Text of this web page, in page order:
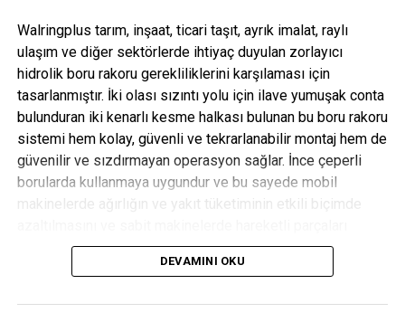
OEM Dergisi
Walringplus tarım, inşaat, ticari taşıt, ayrık imalat, raylı
ulaşım ve diğer sektörlerde ihtiyaç duyulan zorlayıcı
hidrolik boru rakoru gerekliliklerini karşılaması için
tasarlanmıştır. İki olası sızıntı yolu için ilave yumuşak conta
bulunduran iki kenarlı kesme halkası bulunan bu boru rakoru
sistemi hem kolay, güvenli ve tekrarlanabilir montaj hem de
güvenilir ve sızdırmayan operasyon sağlar. İnce çeperli
borularda kullanmaya uygundur ve bu sayede mobil
makinelerde ağırlığın ve yakıt tüketiminin etkili biçimde
destekler.
yüzdenWALRINGplusaşırı veya yetersiz sıkmayı önlemek
DEVAMINI OKU